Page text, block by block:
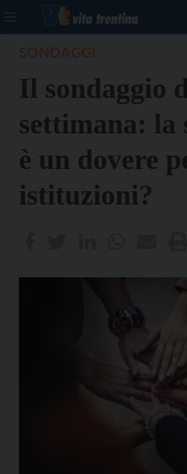
Il sondaggio
settimana: la
è un dovere
istituzioni?